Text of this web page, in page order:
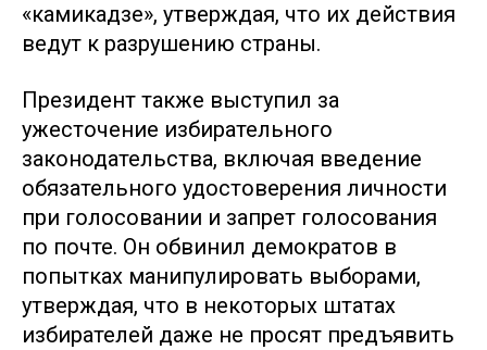
«камикадзе», утверждая, что их действия
ведут к разрушению страны.
Президент также выступил за
ужесточение избирательного
законодательства, включая введение
обязательного удостоверения личности
при голосовании и запрет голосования
по почте. Он обвинил демократов в
попытках манипулировать выборами,
утверждая, что в некоторых штатах
избирателей даже не просят предъявить